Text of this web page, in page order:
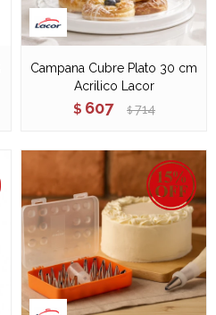
Campana Cubre Plato 30 cm
Acrilico Lacor
$ 607 $ 714